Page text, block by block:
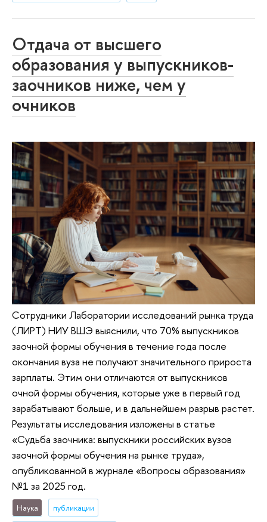
Отдача от высшего
образования у выпускников-
заочников ниже, чем у
очников
Сотрудники Лаборатории исследований рынка труда
(ЛИРТ) НИУ ВШЭ выяснили, что 70% выпускников
заочной формы обучения в течение года после
окончания вуза не получают значительного прироста
зарплаты. Этим они отличаются от выпускников
очной формы обучения, которые уже в первый год
зарабатывают больше, и в дальнейшем разрыв растет.
Результаты исследования изложены в статье
«Судьба заочника: выпускники российских вузов
заочной формы обучения на рынке труда»,
опубликованной в журнале «Вопросы образования»
№1 за 2025 год.
Наука публикации